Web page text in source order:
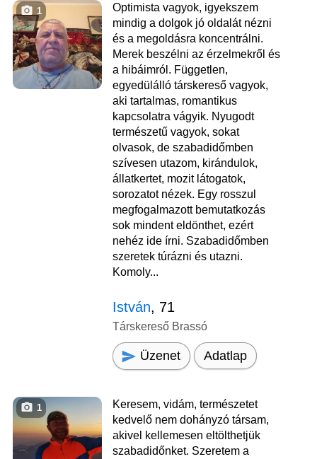
1
Optimista vagyok, igyekszem
mindig a dolgok jó oldalát nézni
és a megoldásra koncentrálni.
Merek beszélni az érzelmekről és
a hibáimról. Független,
egyedülálló társkereső vagyok,
aki tartalmas, romantikus
kapcsolatra vágyik. Nyugodt
természetű vagyok, sokat
olvasok, de szabadidőmben
szívesen utazom, kirándulok,
állatkertet, mozit látogatok,
sorozatot nézek. Egy rosszul
megfogalmazott bemutatkozás
sok mindent eldönthet, ezért
nehéz ide írni. Szabadidőmben
szeretek túrázni és utazni.
Komoly...
István, 71
Társkereső Brassó
Üzenet Adatlap
1
Keresem, vidám, természetet
kedvelő nem dohányzó társam,
akivel kellemesen eltölthetjük
szabadidőnket. Szeretem a